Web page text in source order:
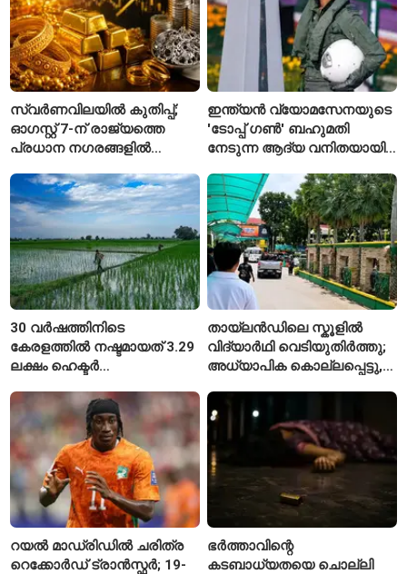
സ്വർണവിലയിൽ കുതിപ്പ്;
ഓഗസ്റ്റ് 7-ന് രാജ്യത്തെ
പ്രധാന നഗരങ്ങളിൽ
ഇന്ത്യൻ വ്യോമസേനയുടെ
'ടോപ്പ് ഗൺ' ബഹുമതി
നേടുന്ന ആദ്യ വനിതയായി
30 വർഷത്തിനിടെ
കേരളത്തിൽ നഷ്ടമായത് 3.29
ലക്ഷം ഹെക്ടർ
തായ്‌ലൻഡിലെ സ്കൂളിൽ
വിദ്യാർഥി വെടിയുതിർത്തു;
അധ്യാപിക കൊല്ലപ്പെട്ടു,
റയൽ മാഡ്രിഡിൽ ചരിത്ര
റെക്കോർഡ് ട്രാൻസ്ഫർ; 19-
ഭർത്താവിന്റെ
കടബാധ്യതയെ ചൊല്ലി